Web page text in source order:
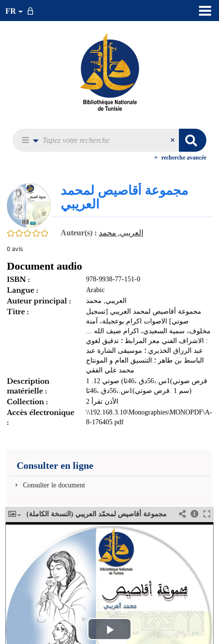
FR
recherche avancée
0/5
0avis
مجموعة أقاصيص لمحمد
العريبي
Auteur(s) : العريبي, محمد
Document audio
ISBN : 978-9938-77-151-0
Langue : Arabic
Auteur principal : العريبي, محمد
Titre :
مجموعة أقاصيص لمحمد العريبي [تسجيل
صوتي] الاصوات اكرام بوعجيلة، آمنة
مخلوف، سمية السعيدي، اكرام ضيف الله ...
: الاشراف الفني معز المرابط ؛ تدقيق لغوي
عبد الرزاق الخذيري ؛ موسيقى الشارة عبد
الباسط بن طاهر ؛ التنسيق العام و المونتاج
محمد علي الفقي
Description
matérielle :
1 .قرص صوتي)1س.،56دق.،46ثا) صوتي 12
سم 1 .قرص صوتي)1س.،56دق.،46ثا)
Collection : الأذن تقرأ 2
Accès électronique
:
\\192.168.3.10\Monographies\MONOPDF\A-
8-176405.pdf
Consulter en ligne
Consulter le document
مجموعة أقاصيص لمحمّد العريبي (النسخة الكاملة)
Play